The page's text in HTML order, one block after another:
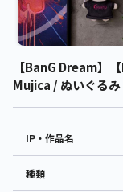
【BanG Dream】
Mujica / ぬいぐる
IP・作品名
種類